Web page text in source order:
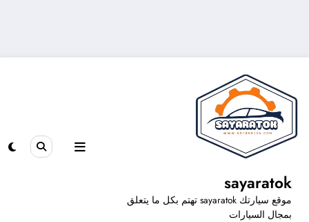
sayaratok
موقع سيارتك sayaratok تهتم بكل ما يتعلق
بمجال السيارات